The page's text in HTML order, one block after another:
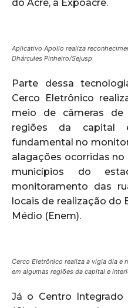
do Acre, a Expoacre.
Aplicativo Apollo realiza
Dhárcules Pinheiro/Sejusp
Parte dessa
Cerco Eletrônico
meio de câmeras de
regiões da capital
fundamental no
alagações ocorridas
municípios do
monitoramento das
locais de realização do
Médio (Enem).
Cerco Eletrônico realiza a vigia dia e
em algumas regiões da capital e
Já o Centro